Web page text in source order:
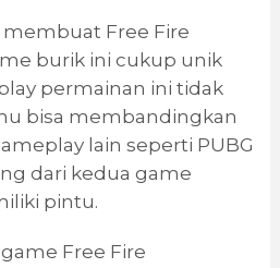
Free Fire
burik ini cukup unik
permainan ini tidak
bisa membandingkan
lain seperti PUBG
dari kedua game
pintu.
Free Fire